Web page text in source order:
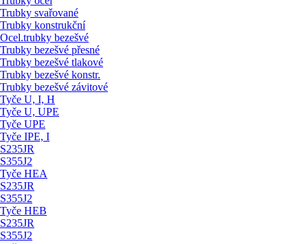
Trubky svařované
Trubky konstrukční
Ocel.trubky bezešvé
Trubky bezešvé přesné
Trubky bezešvé tlakové
Trubky bezešvé konstr.
Trubky bezešvé závitové
Tyče U, I, H
Tyče U, UPE
Tyče UPE
Tyče IPE, I
S235JR
S355J2
Tyče HEA
S235JR
S355J2
Tyče HEB
S235JR
S355J2